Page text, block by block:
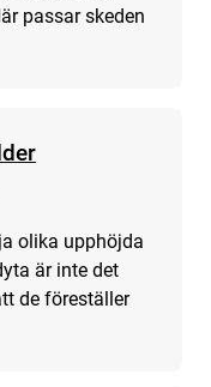
passar skeden
olika upphöjda
är inte det
de föreställer